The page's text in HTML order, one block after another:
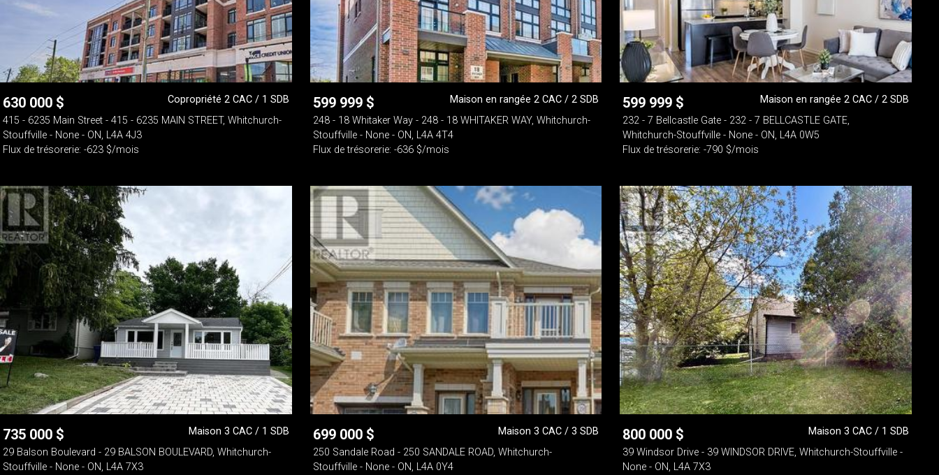
630 000 $
Copropriété 2 CAC / 1 SDB
415 - 6235 Main Street - 415 - 6235 MAIN STREET, Whitchurch-
Stouffville - None - ON, L4A 4J3
Flux de trésorerie: -623 $/mois
599 999 $
Maison en rangée 2 CAC / 2 SDB
248 - 18 Whitaker Way - 248 - 18 WHITAKER WAY, Whitchurch-
Stouffville - None - ON, L4A 4T4
Flux de trésorerie: -636 $/mois
599 999 $
Maison en rangée 2 CAC / 2 SDB
232 - 7 Bellcastle Gate - 232 - 7 BELLCASTLE GATE,
Whitchurch-Stouffville - None - ON, L4A 0W5
Flux de trésorerie: -790 $/mois
735 000 $
Maison 3 CAC / 1 SDB
29 Balson Boulevard - 29 BALSON BOULEVARD, Whitchurch-
Stouffville - None - ON, L4A 7X3
699 000 $
Maison 3 CAC / 3 SDB
250 Sandale Road - 250 SANDALE ROAD, Whitchurch-
Stouffville - None - ON, L4A 0Y4
800 000 $
Maison 3 CAC / 1 SDB
39 Windsor Drive - 39 WINDSOR DRIVE, Whitchurch-Stouffville -
None - ON, L4A 7X3